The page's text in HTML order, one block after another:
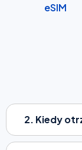
eSIM
2. Kiedy